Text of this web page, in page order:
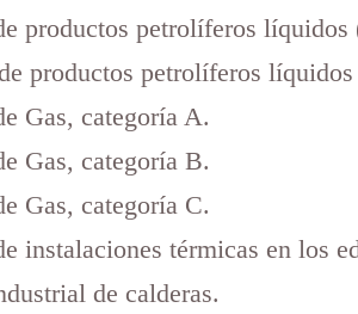
productos petrolíferos líquidos
productos petrolíferos
Gas, categoría A.
Gas, categoría B.
Gas, categoría C.
instalaciones térmicas en los
de calderas.